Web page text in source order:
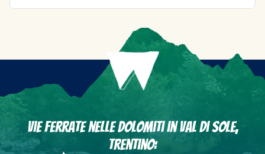
Vie Ferrate nelle Dolomiti in Val di Sole,
Trentino: